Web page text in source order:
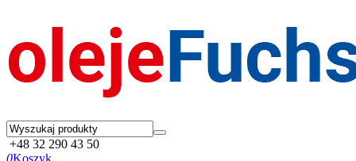
+48 32 290 43 50
0Koszyk